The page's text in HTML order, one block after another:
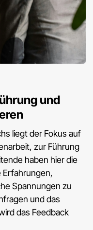
und
liegt der Fokus auf
zur Führung
haben hier die
Spannungen zu
und das
das Feedback